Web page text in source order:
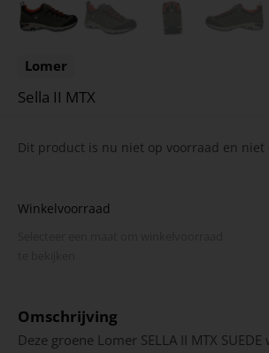
Lomer
Sella II MTX
Dit product is nu niet op voorraad en niet
Winkelvoorraad
Omschrijving
Deze groene Lomer SELLA II MTX